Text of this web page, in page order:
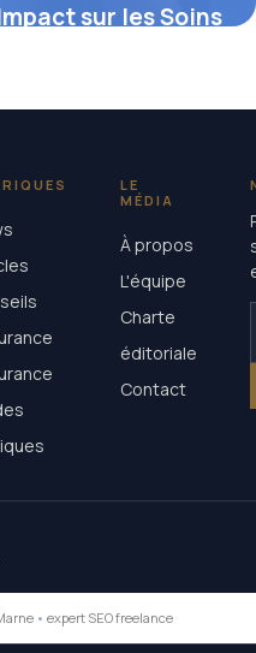
sur les Soins
LE
MÉDIA
À propos
L'équipe
Charte
éditoriale
Contact
• expert SEO freelance